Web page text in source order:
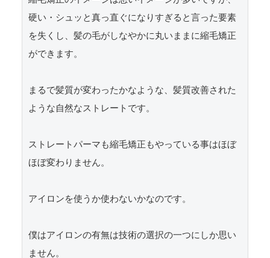
硬い・シュッと真っ直ぐになりすぎると言った要素
を失くし、髪の毛がしなやかに丸いままに縮毛矯正
ができます。
まるで髪質が変わったかなような、髪質改善された
ような自然なストレートです。
ストレートパーマも縮毛矯正もやっている事はほぼ
ほぼ変わりません。
アイロンを使うか使わないかなのです。
僕はアイロンの有無は技術の選択の一つにしか思い
ません。